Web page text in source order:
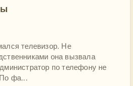
телевизор. Не
она вызвала
по телефону не
фа...